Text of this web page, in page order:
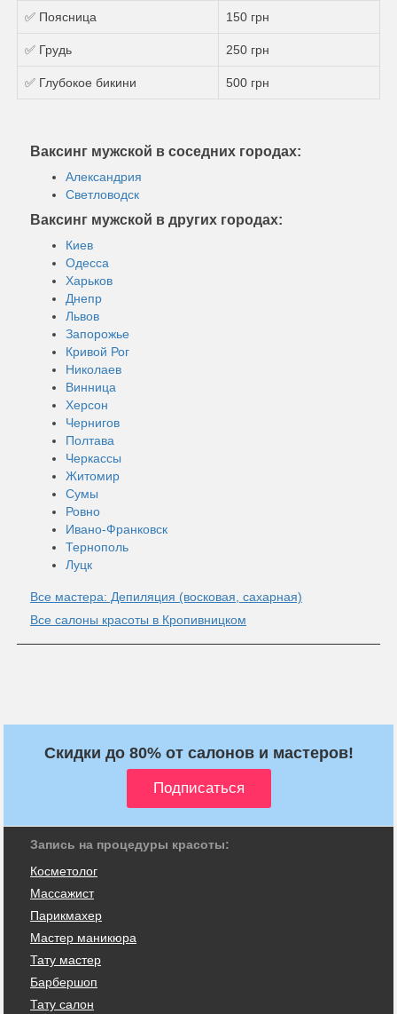
✅ Поясница 150 грн
✅ Грудь 250 грн
✅ Глубокое бикини 500 грн
Ваксинг мужской в соседних городах:
Александрия
Светловодск
Ваксинг мужской в других городах:
Киев
Одесса
Харьков
Днепр
Львов
Запорожье
Кривой Рог
Николаев
Винница
Херсон
Чернигов
Полтава
Черкассы
Житомир
Сумы
Ровно
Ивано-Франковск
Тернополь
Луцк
Все мастера: Депиляция (восковая, сахарная)
Все салоны красоты в Кропивницком
Скидки до 80% от салонов и мастеров!
Запись на процедуры красоты:
Косметолог
Массажист
Парикмахер
Мастер маникюра
Тату мастер
Барбершоп
Тату салон